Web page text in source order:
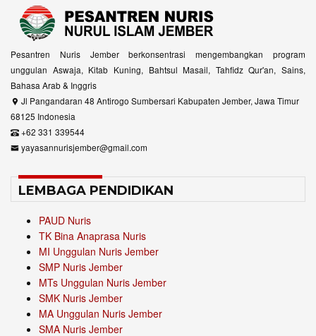
Pesantren Nuris Jember berkonsentrasi mengembangkan program
unggulan Aswaja, Kitab Kuning, Bahtsul Masail, Tahfidz Qur'an, Sains,
Bahasa Arab & Inggris
Jl Pangandaran 48 Antirogo Sumbersari Kabupaten Jember, Jawa Timur
68125 Indonesia
+62 331 339544
yayasannurisjember@gmail.com
LEMBAGA PENDIDIKAN
PAUD Nuris
TK Bina Anaprasa Nuris
MI Unggulan Nuris Jember
SMP Nuris Jember
MTs Unggulan Nuris Jember
SMK Nuris Jember
MA Unggulan Nuris Jember
SMA Nuris Jember